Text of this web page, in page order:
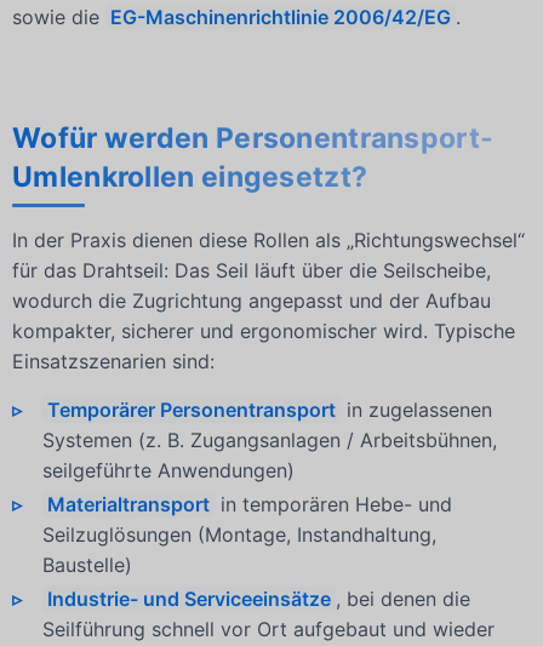
sowie die EG-Maschinenrichtlinie 2006/42/EG .
Wofür werden Personentransport-
Umlenkrollen eingesetzt?
In der Praxis dienen diese Rollen als „Richtungswechsel“
für das Drahtseil: Das Seil läuft über die Seilscheibe,
wodurch die Zugrichtung angepasst und der Aufbau
kompakter, sicherer und ergonomischer wird. Typische
Einsatzszenarien sind:
Temporärer Personentransport in zugelassenen
Systemen (z. B. Zugangsanlagen / Arbeitsbühnen,
seilgeführte Anwendungen)
Materialtransport in temporären Hebe- und
Seilzuglösungen (Montage, Instandhaltung,
Baustelle)
Industrie- und Serviceeinsätze , bei denen die
Seilführung schnell vor Ort aufgebaut und wieder